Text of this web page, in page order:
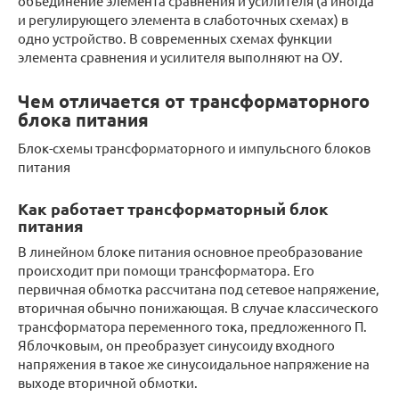
и регулирующего элемента в слаботочных схемах) в
одно устройство. В современных схемах функции
элемента сравнения и усилителя выполняют на ОУ.
Чем отличается от трансформаторного
блока питания
Блок-схемы трансформаторного и импульсного блоков
питания
Как работает трансформаторный блок
питания
В линейном блоке питания основное преобразование
происходит при помощи трансформатора. Его
первичная обмотка рассчитана под сетевое напряжение,
вторичная обычно понижающая. В случае классического
трансформатора переменного тока, предложенного П.
Яблочковым, он преобразует синусоиду входного
напряжения в такое же синусоидальное напряжение на
выходе вторичной обмотки.